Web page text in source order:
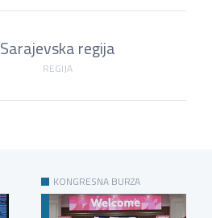
Sarajevska regija
REGIJA
KONGRESNA BURZA